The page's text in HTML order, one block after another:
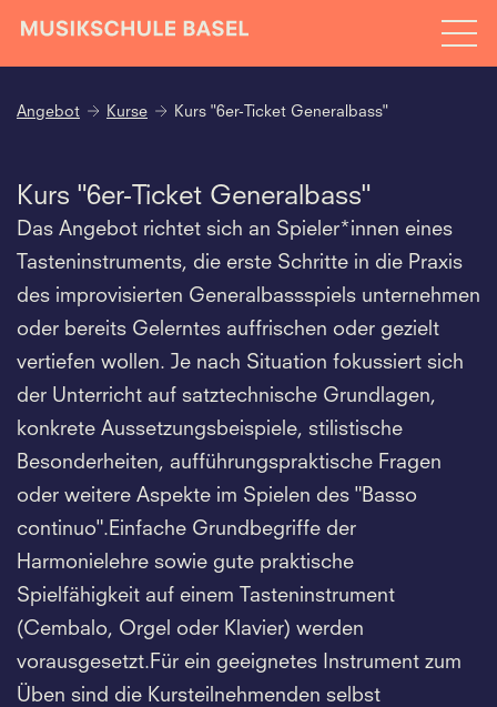
Angebot Kurse Kurs "6er-Ticket Generalbass"
Kurs "6er-Ticket Generalbass"
Das Angebot richtet sich an Spieler*innen eines
Tasteninstruments, die erste Schritte in die Praxis
des improvisierten Generalbassspiels unternehmen
oder bereits Gelerntes auffrischen oder gezielt
vertiefen wollen. Je nach Situation fokussiert sich
der Unterricht auf satztechnische Grund­lagen,
konkrete Aussetzungsbeispiele, stilistische
Besonderheiten, aufführungspraktische Fragen
oder weitere Aspekte im Spielen des "Basso
continuo".Einfache Grundbegriffe der
Harmonielehre sowie gute praktische
Spielfähigkeit auf einem Tasteninstrument
(Cembalo, Orgel oder Klavier) werden
vorausgesetzt.Für ein geeignetes Instrument zum
Üben sind die Kursteilnehmenden selbst